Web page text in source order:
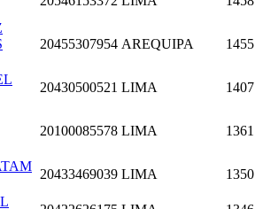
20455307954 AREQUIPA
20430500521 LIMA
20100085578 LIMA
20433469039 LIMA